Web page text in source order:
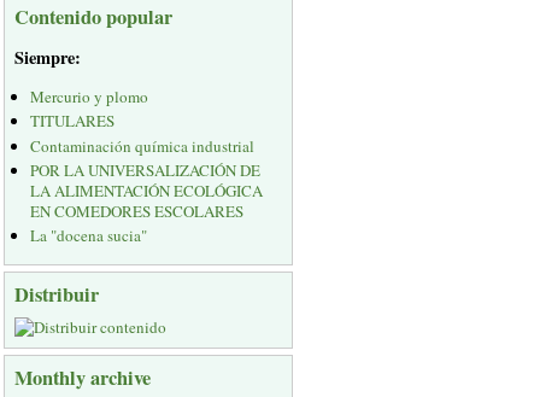
Contenido popular
Siempre:
Mercurio y plomo
TITULARES
Contaminación química industrial
POR LA UNIVERSALIZACIÓN DE
LA ALIMENTACIÓN ECOLÓGICA
EN COMEDORES ESCOLARES
La "docena sucia"
Distribuir
Monthly archive